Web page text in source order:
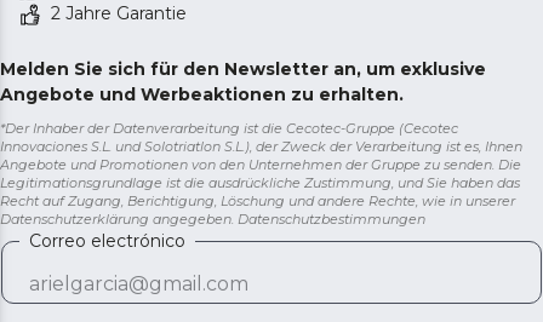
2 Jahre Garantie
Melden Sie sich für den Newsletter an, um exklusive
Angebote und Werbeaktionen zu erhalten.
*Der Inhaber der Datenverarbeitung ist die Cecotec-Gruppe (Cecotec
Innovaciones S.L. und Solotriatlon S.L.), der Zweck der Verarbeitung ist es, Ihnen
Angebote und Promotionen von den Unternehmen der Gruppe zu senden. Die
Legitimationsgrundlage ist die ausdrückliche Zustimmung, und Sie haben das
Recht auf Zugang, Berichtigung, Löschung und andere Rechte, wie in unserer
Datenschutzerklärung angegeben. Datenschutzbestimmungen
Correo electrónico